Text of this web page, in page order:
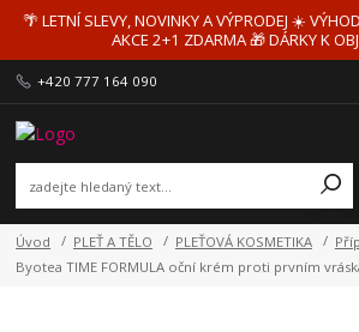
🌴 LETNÍ SLEVY, NOVINKY A VÝPRODEJ ☀️
AKCE 2+1 ZDARMA 🎁 DÁRKY K
+420 777 164 090
Úvod PLEŤ A TĚLO PLEŤOVÁ KOSMETIKA
Byotea TIME FORMULA oční krém proti prvním